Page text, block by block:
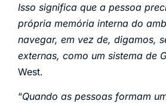
Isso significa que a pessoa
própria memória interna do
navegar, em vez de, digamos,
externas, como um sistema de
West.
“Quando as pessoas formam